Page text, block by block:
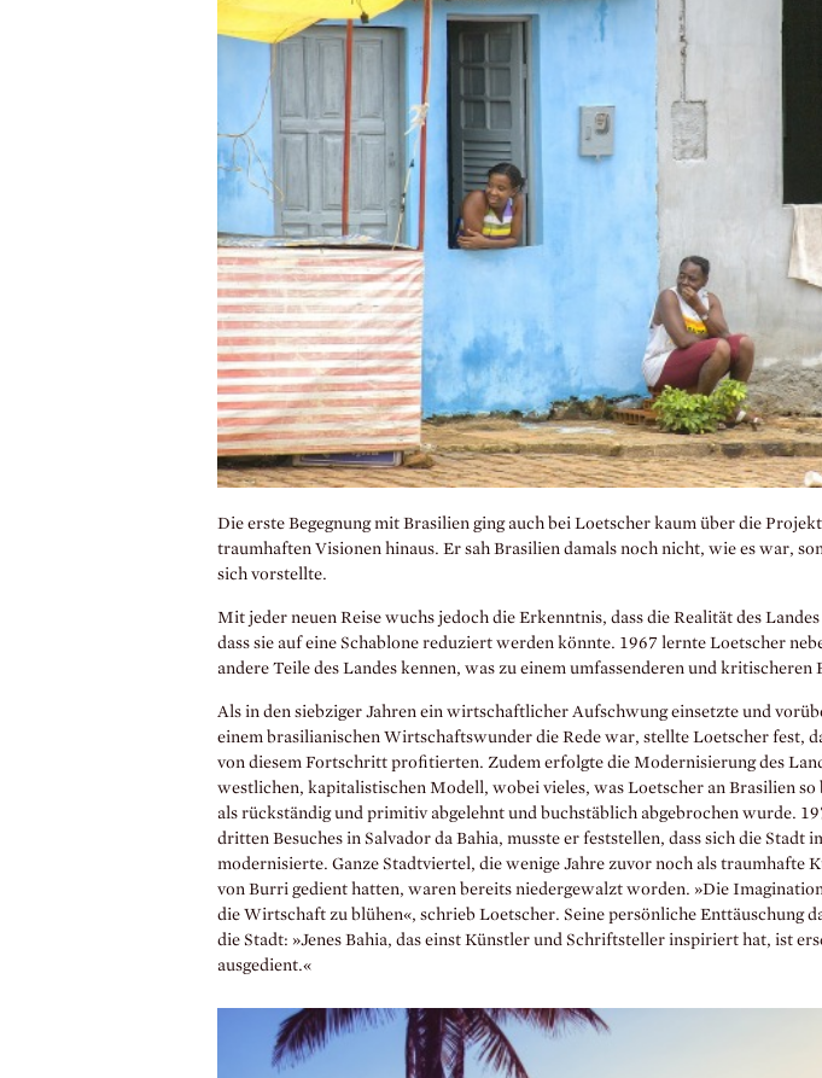
Die erste Begegnung mit Brasilien ging auch bei Loetscher kaum über die
traumhaften Visionen hinaus. Er sah Brasilien damals noch nicht, wie es war,
sich vorstellte.
Mit jeder neuen Reise wuchs jedoch die Erkenntnis, dass die Realität des
dass sie auf eine Schablone reduziert werden könnte. 1967 lernte Loetscher
andere Teile des Landes kennen, was zu einem umfassenderen und
Als in den siebziger Jahren ein wirtschaftlicher Aufschwung einsetzte und
einem brasilianischen Wirtschaftswunder die Rede war, stellte Loetscher fest,
von diesem Fortschritt profitierten. Zudem erfolgte die Modernisierung des
westlichen, kapitalistischen Modell, wobei vieles, was Loetscher an Brasilien
als rückständig und primitiv abgelehnt und buchstäblich abgebrochen wurde.
dritten Besuches in Salvador da Bahia, musste er feststellen, dass sich die Stadt
modernisierte. Ganze Stadtviertel, die wenige Jahre zuvor noch als traumhafte
von Burri gedient hatten, waren bereits niedergewalzt worden. »Die
die Wirtschaft zu blühen«, schrieb Loetscher. Seine persönliche Enttäuschung
die Stadt: »Jenes Bahia, das einst Künstler und Schriftsteller inspiriert hat, ist
ausgedient.«